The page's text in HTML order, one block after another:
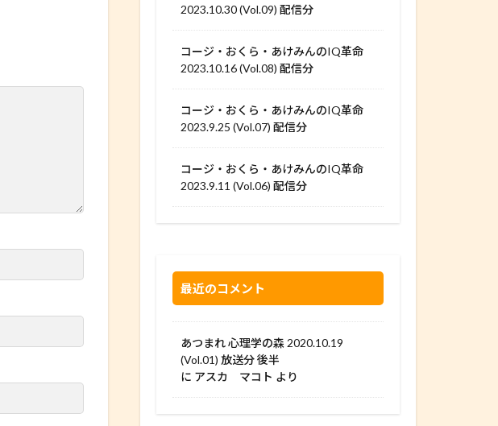
2023.10.30 (Vol.09) 配信分
コージ・おくら・あけみんのIQ革命
2023.10.16 (Vol.08) 配信分
コージ・おくら・あけみんのIQ革命
2023.9.25 (Vol.07) 配信分
コージ・おくら・あけみんのIQ革命
2023.9.11 (Vol.06) 配信分
最近のコメント
あつまれ 心理学の森 2020.10.19
(Vol.01) 放送分 後半
に アスカ マコト より